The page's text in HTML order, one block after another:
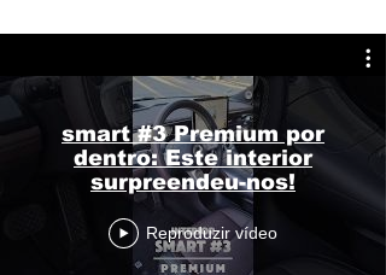
smart #3 Premium por
dentro: Este interior
surpreendeu-nos!
Reproduzir vídeo